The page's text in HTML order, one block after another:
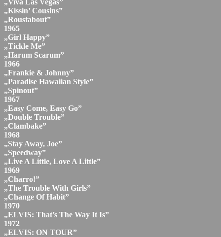
„Kissin’ Cousins”
„Roustabout”
1965
„Girl Happy”
„Tickle Me”
„Harum Scarum”
1966
„Frankie & Johnny”
„Paradise Hawaiian Style”
„Spinout”
1967
„Easy Come, Easy Go”
„Double Trouble”
„Clambake”
1968
„Stay Away, Joe”
„Speedway”
„Live A Little, Love A Little”
1969
„Charro!”
„The Trouble With Girls”
„Change Of Habit”
1970
„ELVIS: That’s The Way It Is”
1972
„ELVIS: ON TOUR”